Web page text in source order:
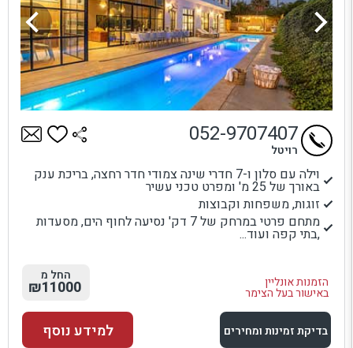
וילה עם סלון ו-7 חדרי שינה צמודי חדר רחצה, בריכת ענק
באורך של 25 מ' ומפרט טכני עשיר
זוגות, משפחות וקבוצות
מתחם פרטי במרחק של 7 דק' נסיעה לחוף הים, מסעדות
,בתי קפה ועוד...
הזמנות אונליין
באישור בעל הצימר
052-9707407
רויטל
החל מ
₪11000
בדיקת זמינות ומחירים למידע נוסף